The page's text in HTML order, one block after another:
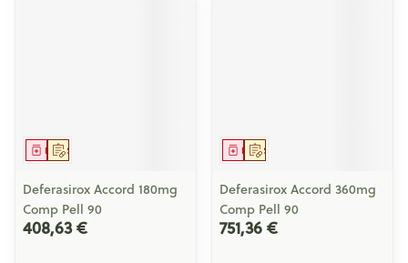
Sur prescription
Médicament
Deferasirox Accord 180mg
Comp Pell 90
408,63 €
Sur prescription
Médicament
Deferasirox Accord 360mg
Comp Pell 90
751,36 €